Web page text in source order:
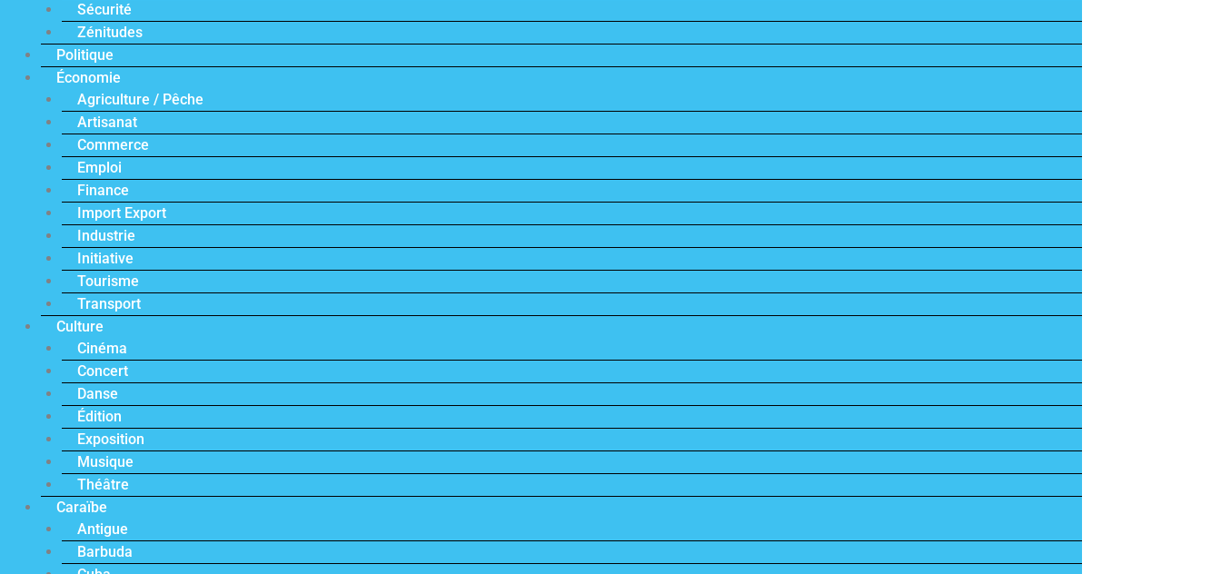
Sécurité
Zénitudes
Politique
Économie
Agriculture / Pêche
Artisanat
Commerce
Emploi
Finance
Import Export
Industrie
Initiative
Tourisme
Transport
Culture
Cinéma
Concert
Danse
Édition
Exposition
Musique
Théâtre
Caraïbe
Antigue
Barbuda